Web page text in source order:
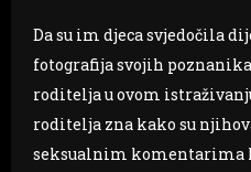
Da su im djeca svjedočila
fotografija svojih
roditelja u ovom
roditelja zna kako su
seksualnim komentarima